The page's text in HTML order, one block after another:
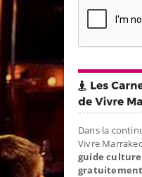
Dans la
Vivre
guide
gratuitement